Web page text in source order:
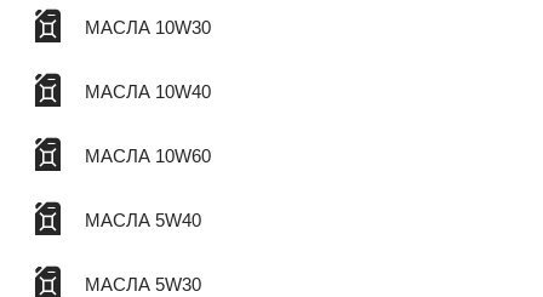
МАСЛА 10W30
МАСЛА 10W40
МАСЛА 10W60
МАСЛА 5W40
МАСЛА 5W30